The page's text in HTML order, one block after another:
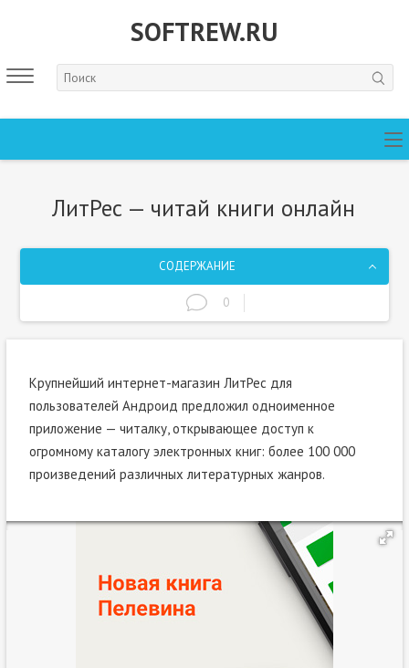
SOFTREW.RU
ЛитРес — читай книги онлайн
СОДЕРЖАНИЕ
0
Крупнейший интернет-магазин ЛитРес для
пользователей Андроид предложил одноименное
приложение — читалку, открывающее доступ к
огромному каталогу электронных книг: более 100 000
произведений различных литературных жанров.